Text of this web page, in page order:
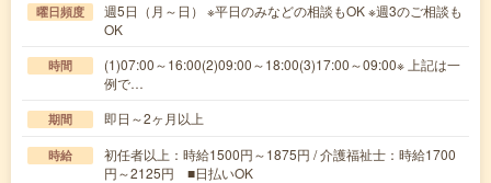
曜日頻度
週5日（月～日） ※平日のみなどの相談もOK ※週3のご相談も
OK
時間
(1)07:00～16:00(2)09:00～18:00(3)17:00～09:00※ 上記は一
例で…
期間 即日～2ヶ月以上
時給
初任者以上：時給1500円～1875円 / 介護福祉士：時給1700
円～2125円 ■日払いOK